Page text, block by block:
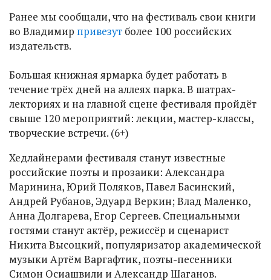
Ранее мы сообщали, что на фестиваль свои книги
во Владимир привезут более 100 российских
издательств.
Большая книжная ярмарка будет работать в
течение трёх дней на аллеях парка. В шатрах-
лекториях и на главной сцене фестиваля пройдёт
свыше 120 мероприятий: лекции, мастер-классы,
творческие встречи. (6+)
Хедлайнерами фестиваля станут известные
российские поэты и прозаики: Александра
Маринина, Юрий Поляков, Павел Басинский,
Андрей Рубанов, Эдуард Веркин; Влад Маленко,
Анна Долгарева, Егор Сергеев. Специальными
гостями станут актёр, режиссёр и сценарист
Никита Высоцкий, популяризатор академической
музыки Артём Варгафтик, поэты-песенники
Симон Осиашвили и Александр Шаганов.